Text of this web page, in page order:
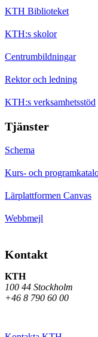
KTH Biblioteket
KTH:s skolor
Centrumbildningar
Rektor och ledning
KTH:s verksamhetsstöd
Tjänster
Schema
Kurs- och
Lärplattformen Canvas
Webbmejl
Kontakt
KTH
100 44 Stockholm
+46 8 790 60 00